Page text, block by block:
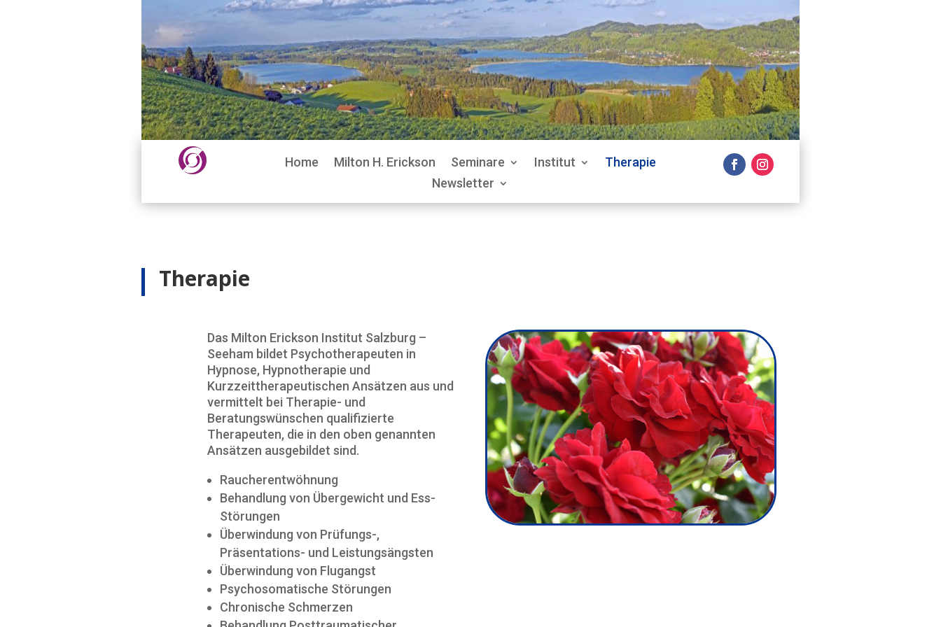
Home Milton H. Erickson Seminare Institut
Therapie
Newsletter
Therapie
Das Milton Erickson Institut Salzburg –
Seeham bildet Psychotherapeuten in
Hypnose, Hypnotherapie und
Kurzzeittherapeutischen Ansätzen aus und
vermittelt bei Therapie- und
Beratungswünschen qualifizierte
Therapeuten, die in den oben genannten
Ansätzen ausgebildet sind.
Raucherentwöhnung
Behandlung von Übergewicht und Ess-
Störungen
Überwindung von Prüfungs-,
Präsentations- und Leistungsängsten
Überwindung von Flugangst
Psychosomatische Störungen
Chronische Schmerzen